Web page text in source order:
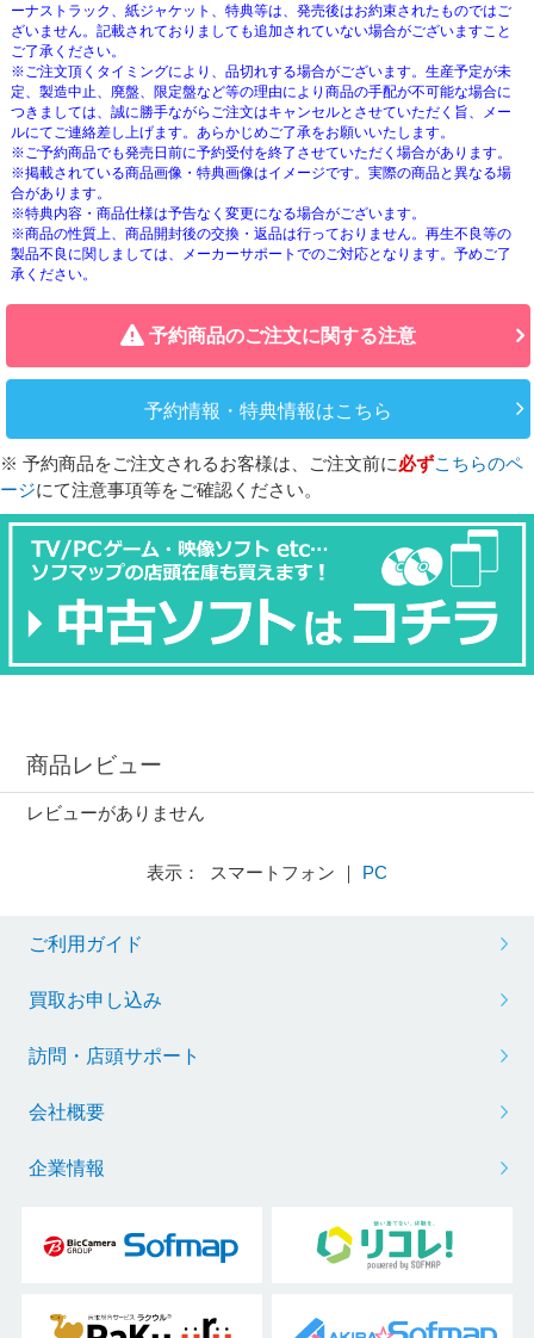
ーナストラック、紙ジャケット、特典等は、発売後はお約束されたものではご
ざいません。記載されておりましても追加されていない場合がございますこと
ご了承ください。
※ご注文頂くタイミングにより、品切れする場合がございます。生産予定が未
定、製造中止、廃盤、限定盤など等の理由により商品の手配が不可能な場合に
つきましては、誠に勝手ながらご注文はキャンセルとさせていただく旨、メー
ルにてご連絡差し上げます。あらかじめご了承をお願いいたします。
※ご予約商品でも発売日前に予約受付を終了させていただく場合があります。
※掲載されている商品画像・特典画像はイメージです。実際の商品と異なる場
合があります。
※特典内容・商品仕様は予告なく変更になる場合がございます。
※商品の性質上、商品開封後の交換・返品は行っておりません。再生不良等の
製品不良に関しましては、メーカーサポートでのご対応となります。予めご了
承ください。
予約商品のご注文に関する注意
予約情報・特典情報はこちら
※ 予約商品をご注文されるお客様は、ご注文前に必ずこちらのペ
ージにて注意事項等をご確認ください。
商品レビュー
レビューがありません
表示： スマートフォン ｜ PC
ご利用ガイド
買取お申し込み
訪問・店頭サポート
会社概要
企業情報